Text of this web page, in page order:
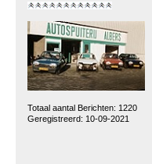
Totaal aantal Berichten: 1220
Geregistreerd: 10-09-2021